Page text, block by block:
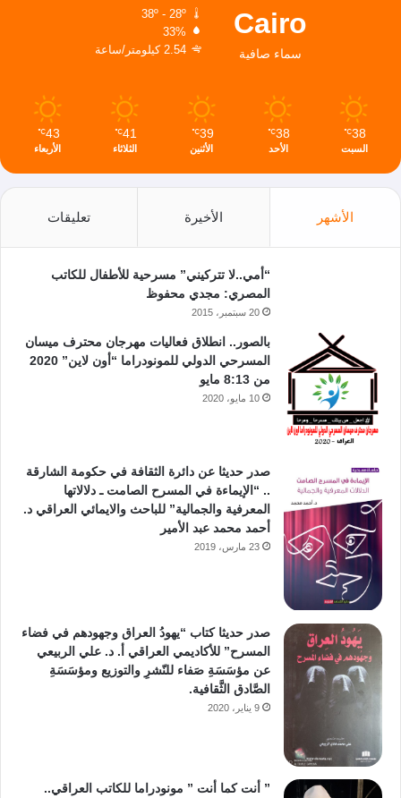
Cairo
سماء صافية
38º - 28º
33%
2.54 كيلومتر/ساعة
38
℃
السبت
38
℃
الأحد
39
℃
الأثنين
41
℃
الثلاثاء
43
℃
الأربعاء
الأشهر الأخيرة تعليقات
“أمي..لا تتركيني” مسرحية للأطفال للكاتب
المصري: مجدي محفوظ
20 سبتمبر، 2015
بالصور.. انطلاق فعاليات مهرجان محترف ميسان
المسرحي الدولي للمونودراما “أون لاين” 2020
من 8:13 مايو
10 مايو، 2020
صدر حديثا عن دائرة الثقافة في حكومة الشارقة
.. “الإيماءة في المسرح الصامت ـ دلالاتها
المعرفية والجمالية” للباحث والايمائي العراقي د.
أحمد محمد عبد الأمير
23 مارس، 2019
صدر حديثا كتاب “يهودُ العراق وجهودهم في فضاء
المسرح” للأكاديمي العراقي أ. د. علي الربيعي
عن مؤسَسَةِ صَفاء للنّشرِ والتوزيع ومؤسَسَةِ
الصَّادق الثَّقافية.
9 يناير، 2020
” أنت كما أنت ” مونودراما للكاتب العراقي..